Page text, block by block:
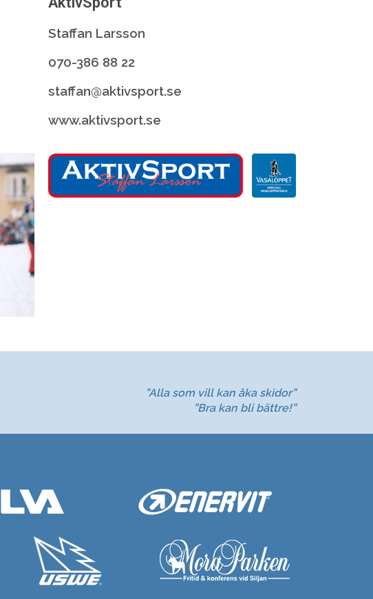
Staffan Larsson
070-386 88 22
staffan@aktivsport.se
www.aktivsport.se
”Alla som vill kan åka skidor”
”Bra kan bli bättre!”